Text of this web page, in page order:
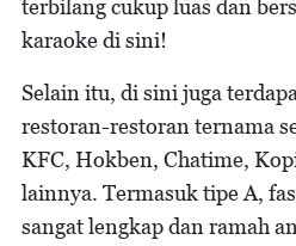
terbilang cukup luas dan
karaoke di sini!
Selain itu, di sini juga
restoran-restoran ternama
KFC, Hokben, Chatime,
lainnya. Termasuk tipe A,
sangat lengkap dan ramah